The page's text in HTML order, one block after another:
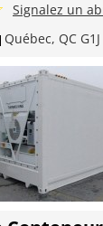
Québec, QC
Signalez un